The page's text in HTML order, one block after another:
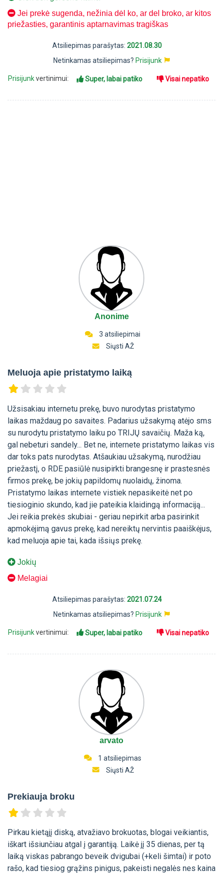
Jei prekė sugenda, nežinia dėl ko, ar del broko, ar kitos
priežasties, garantinis aptarnavimas tragiškas
Atsiliepimas parašytas: 2021.08.30
Netinkamas atsiliepimas? Prisijunk
Prisijunkvertinimui: Super, labai patiko Visai nepatiko
Anonime
3 atsiliepimai
Siųsti AŽ
Meluoja apie pristatymo laiką
Užsisakiau internetu prekę, buvo nurodytas pristatymo
laikas maždaug po savaites. Padarius užsakymą atėjo sms
su nurodytu pristatymo laiku po TRIJŲ savaičių. Maža ką,
gal nebeturi sandely... Bet ne, internete pristatymo laikas vis
dar toks pats nurodytas. Atšaukiau užsakymą, nurodžiau
priežastį, o RDE pasiūlė nusipirkti brangesnę ir prastesnės
firmos prekę, be jokių papildomų nuolaidų, žinoma.
Pristatymo laikas internete vistiek nepasikeitė net po
tiesioginio skundo, kad jie pateikia klaidingą informaciją...
Jei reikia prekės skubiai - geriau nepirkit arba pasirinkit
apmokėjimą gavus prekę, kad nereiktų nervintis paaiškėjus,
kad meluoja apie tai, kada išsiųs prekę.
Jokių
Melagiai
Atsiliepimas parašytas: 2021.07.24
Netinkamas atsiliepimas? Prisijunk
Prisijunkvertinimui: Super, labai patiko Visai nepatiko
arvato
1 atsiliepimas
Siųsti AŽ
Prekiauja broku
Pirkau kietąjį diską, atvažiavo brokuotas, blogai veikiantis,
iškart išsiunčiau atgal į garantiją. Laikė jį 35 dienas, per tą
laiką viskas pabrango beveik dvigubai (+keli šimtai) ir poto
rašo, kad tiesiog grąžins pinigus, pakeisti negalės nes kaina